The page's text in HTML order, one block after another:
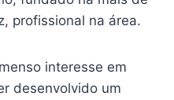
profissional na área.
interesse em
desenvolvido um